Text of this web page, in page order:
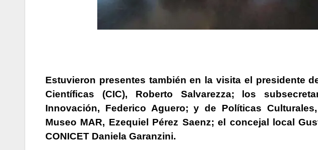
Estuvieron presentes también en la visitael presidente
Científicas (CIC), Roberto Salvarezza; los
Innovación, Federico Aguero; y de Políticas
Museo MAR, Ezequiel Pérez Saenz; el concejal local
CONICET Daniela Garanzini.